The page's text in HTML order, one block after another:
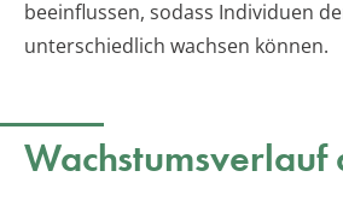
beeinflussen, sodass Individuen
unterschiedlich wachsen können.
Wachstumsverlauf